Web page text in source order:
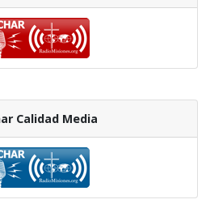
Calidad Media